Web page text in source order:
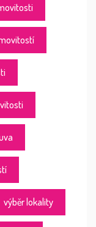
výběr lokality